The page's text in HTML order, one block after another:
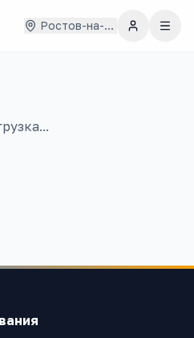
Ростов-на-Дону